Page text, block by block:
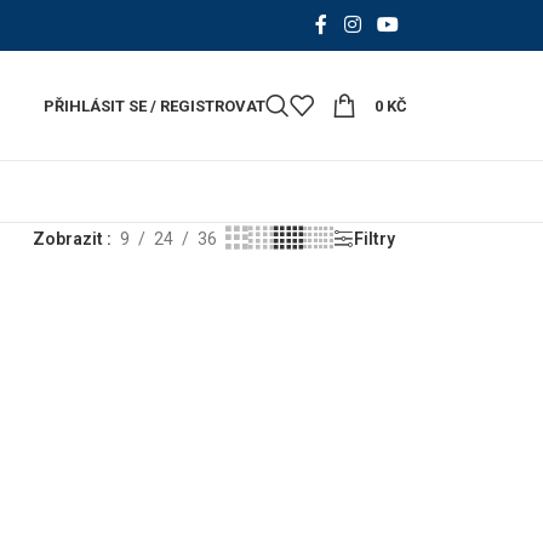
PŘIHLÁSIT SE / REGISTROVAT 0 KČ
Zobrazit 9 24 36 Filtry